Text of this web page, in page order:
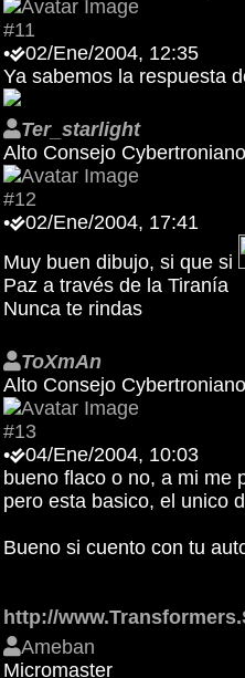
#11
•
02/Ene/2004, 12:35
Ya sabemos la respuesta
Ter_starlight
Alto Consejo Cybertroniano
#12
•
02/Ene/2004, 17:41
Muy buen dibujo, si que si
Paz a través de la Tiranía
Nunca te rindas
ToXmAn
Alto Consejo Cybertroniano
#13
•
04/Ene/2004, 10:03
bueno flaco o no, a mi me
pero esta basico, el unico
Bueno si cuento con tu
http://
Ameban
Micromaster